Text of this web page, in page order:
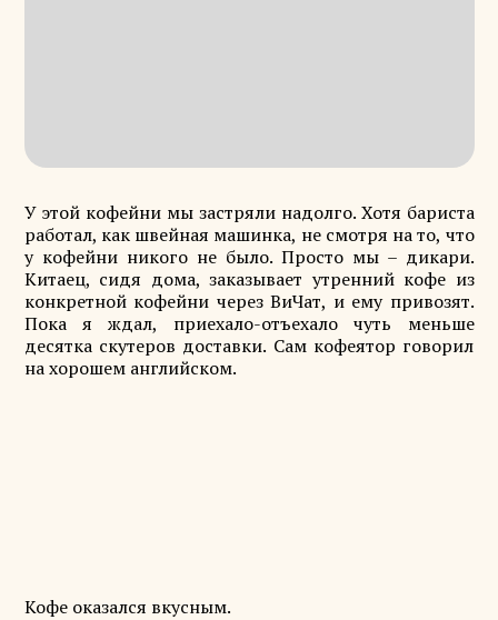
У этой кофейни мы застряли надолго. Хотя бариста
работал, как швейная машинка, не смотря на то, что
у кофейни никого не было. Просто мы – дикари.
Китаец, сидя дома, заказывает утренний кофе из
конкретной кофейни через ВиЧат, и ему привозят.
Пока я ждал, приехало-отъехало чуть меньше
десятка скутеров доставки. Сам кофеятор говорил
на хорошем английском.
Кофе оказался вкусным.